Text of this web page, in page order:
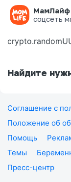
МамЛайф
соцсеть
Ошибка
Найдите
Соглашение с
Положение об
Помощь
Темы
Пресс-центр